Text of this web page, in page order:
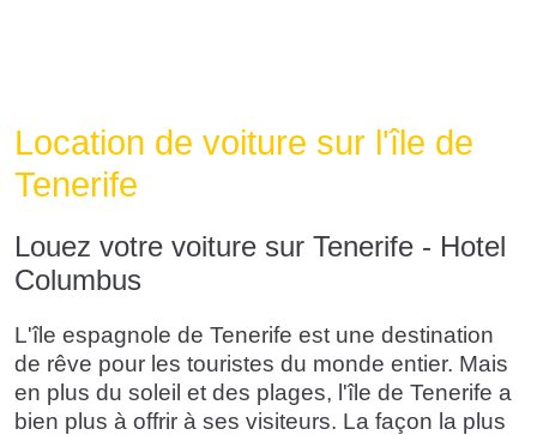
Location de voiture sur l'île de
Tenerife
Louez votre voiture sur Tenerife - Hotel
Columbus
L'île espagnole de Tenerife est une destination
de rêve pour les touristes du monde entier. Mais
en plus du soleil et des plages, l'île de Tenerife a
bien plus à offrir à ses visiteurs. La façon la plus